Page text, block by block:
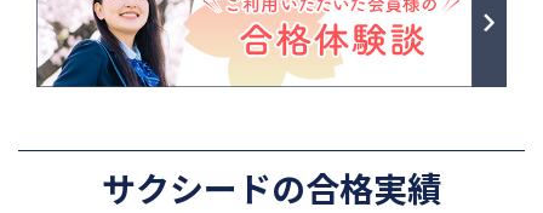
サクシードの合格実績